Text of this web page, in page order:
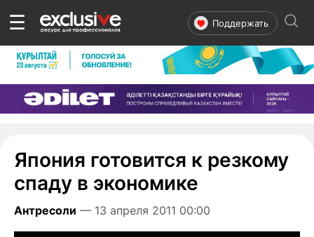
☰ Поддержать
Япония готовится к резкому
спаду в экономике
Антресоли — 13 апреля 2011 00:00